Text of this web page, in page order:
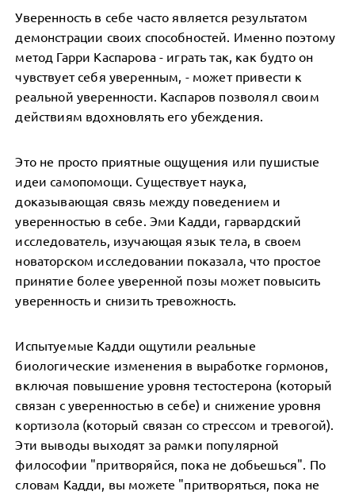
Уверенность в себе часто является результатом
демонстрации своих способностей. Именно поэтому
метод Гарри Каспарова - играть так, как будто он
чувствует себя уверенным, - может привести к
реальной уверенности. Каспаров позволял своим
действиям вдохновлять его убеждения.
Это не просто приятные ощущения или пушистые
идеи самопомощи. Существует наука,
доказывающая связь между поведением и
уверенностью в себе. Эми Кадди, гарвардский
исследователь, изучающая язык тела, в своем
новаторском исследовании показала, что простое
принятие более уверенной позы может повысить
уверенность и снизить тревожность.
Испытуемые Кадди ощутили реальные
биологические изменения в выработке гормонов,
включая повышение уровня тестостерона (который
связан с уверенностью в себе) и снижение уровня
кортизола (который связан со стрессом и тревогой).
Эти выводы выходят за рамки популярной
философии "притворяйся, пока не добьешься". По
словам Кадди, вы можете "притворяться, пока не